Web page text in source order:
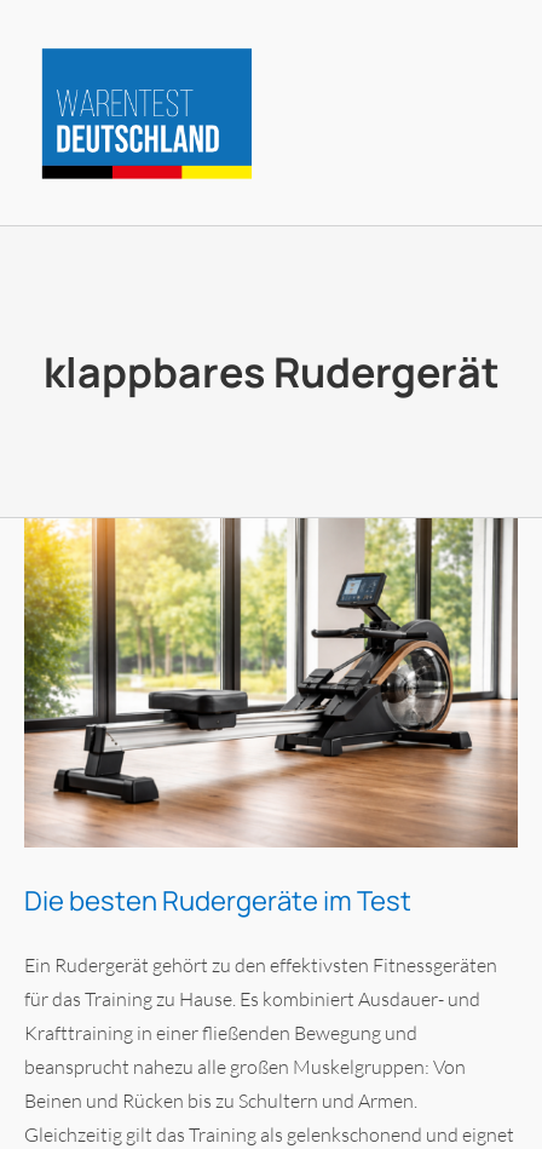
Inhalt
springen
klappbares Rudergerät
Die besten Rudergeräte im Test
Ein Rudergerät gehört zu den effektivsten Fitnessgeräten
für das Training zu Hause. Es kombiniert Ausdauer- und
Krafttraining in einer fließenden Bewegung und
beansprucht nahezu alle großen Muskelgruppen: Von
Beinen und Rücken bis zu Schultern und Armen.
Gleichzeitig gilt das Training als gelenkschonend und eignet